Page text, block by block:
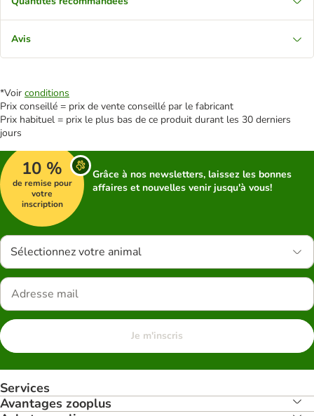
Avis
*Voir conditions
Prix conseillé = prix de vente conseillé par le fabricant
Prix habituel = prix le plus bas de ce produit durant les 30 derniers
jours
10 %
de remise pour
votre
inscription
Grâce à nos newsletters, laissez les bonnes
affaires et nouvelles venir jusqu'à vous!
Sélectionnez votre animal
Je m'inscris
Services
Avantages zooplus